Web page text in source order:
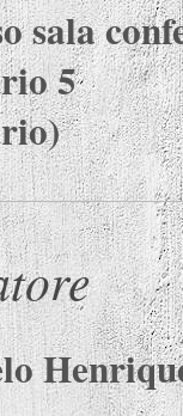
sala